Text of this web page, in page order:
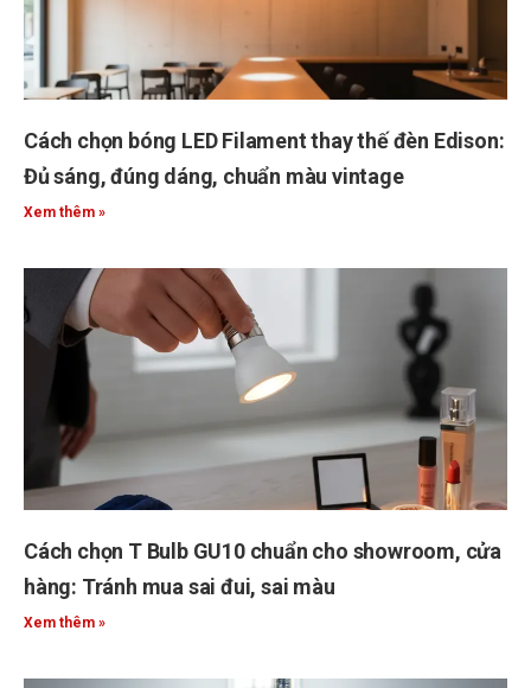
Cách chọn bóng LED Filament thay thế đèn Edison:
Đủ sáng, đúng dáng, chuẩn màu vintage
Xem thêm »
Cách chọn T Bulb GU10 chuẩn cho showroom, cửa
hàng: Tránh mua sai đui, sai màu
Xem thêm »